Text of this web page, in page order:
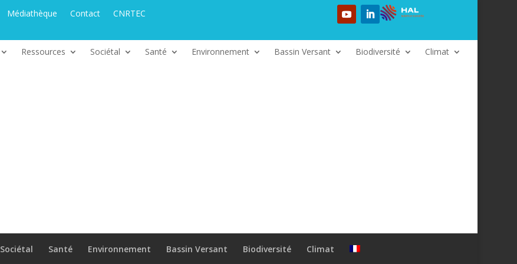
Médiathèque Contact
CNRTEC
Ressources Sociétal Santé Environnement Bassin Versant Biodiversité Climat
Sociétal Santé Environnement Bassin Versant Biodiversité Climat